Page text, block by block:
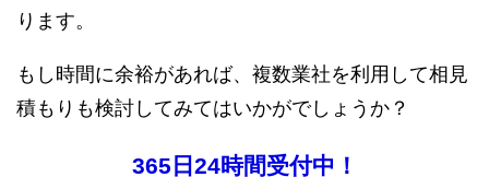
ります。
もし時間に余裕があれば、複数業社を利用して相見
積もりも検討してみてはいかがでしょうか？
365日24時間受付中！